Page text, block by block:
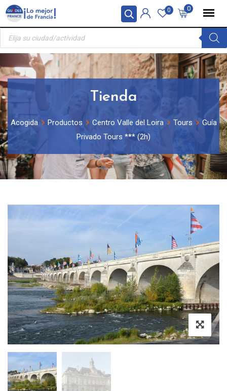
Panel de gestión de cookies
Skip
content
0
0
Búsqueda
productos
Tienda
Acogida Productos Centro Valle del Loira Tours
Guía
Privado Tours *** (2h)